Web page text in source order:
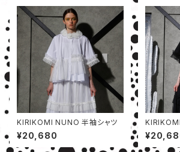
KIRIKOMI NUNO 半袖シャツ
¥20,680